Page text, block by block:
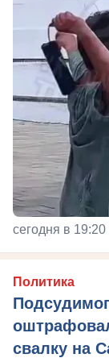
сегодня в 19:20
Политика
свалку на